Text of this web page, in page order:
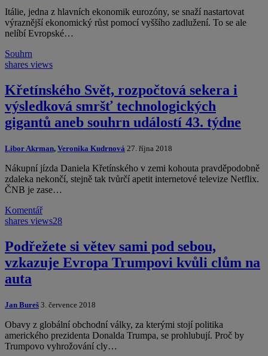
Itálie, jedna z hlavních ekonomik eurozóny, se snaží nastartovat
výraznější ekonomický růst pomocí vyššího zadlužení. To se ale
nelíbí Evropské…
Souhrn
shares views
Křetínského Svět, rozpočtová sekera i
výsledková smršť technologických
gigantů aneb souhrn událostí 43. týdne
Libor Akrman, Veronika Kudrnová 27. října 2018
Nákupní jízda Daniela Křetínského v zemi kohouta pravděpodobně
zdaleka nekončí, stejně tak tvůrčí apetit internetové televize Netflix.
ČNB je zase…
Komentář
shares views28
Podřežete si větev sami pod sebou,
vzkazuje Evropa Trumpovi kvůli clům na
auta
Jan Bureš 3. července 2018
Obavy z globální obchodní války, za kterými stojí politika
amerického prezidenta Donalda Trumpa, se prohlubují. Proč by
Trumpovo vyhrožování cly…